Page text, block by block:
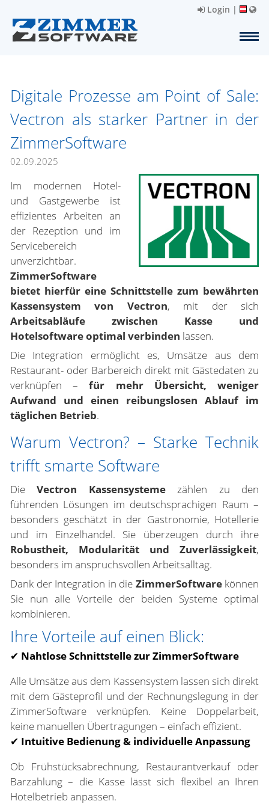
Login |
Digitale Prozesse am Point of Sale:
Vectron als starker Partner in der
ZimmerSoftware
02.09.2025
Im modernen Hotel-
und Gastgewerbe ist
effizientes Arbeiten an
der Rezeption und im
Servicebereich
unverzichtbar.
ZimmerSoftware
bietet hierfür eine Schnittstelle zum bewährten
Kassensystem von Vectron, mit der sich
Arbeitsabläufe zwischen Kasse und
Hotelsoftware optimal verbinden lassen.
Die Integration ermöglicht es, Umsätze aus dem
Restaurant- oder Barbereich direkt mit Gästedaten zu
verknüpfen –für mehr Übersicht, weniger
Aufwand und einen reibungslosen Ablauf im
täglichen Betrieb.
Warum Vectron? – Starke Technik
trifft smarte Software
DieVectron Kassensystemezählen zu den
führenden Lösungen im deutschsprachigen Raum –
besonders geschätzt in der Gastronomie, Hotellerie
und im Einzelhandel. Sie überzeugen durch ihre
Robustheit, Modularität und Zuverlässigkeit,
besonders im anspruchsvollen Arbeitsalltag.
Dank der Integration in die ZimmerSoftwarekönnen
Sie nun alle Vorteile der beiden Systeme optimal
kombinieren.
Ihre Vorteile auf einen Blick:
✔ Nahtlose Schnittstelle zur ZimmerSoftware
Alle Umsätze aus dem Kassensystem lassen sich direkt
mit dem Gästeprofil und der Rechnungslegung in der
ZimmerSoftware verknüpfen. Keine Doppelarbeit,
keine manuellen Übertragungen – einfach effizient.
✔ Intuitive Bedienung & individuelle Anpassung
Ob Frühstücksabrechnung, Restaurantverkauf oder
Barzahlung – die Kasse lässt sich flexibel an Ihren
Hotelbetrieb anpassen.